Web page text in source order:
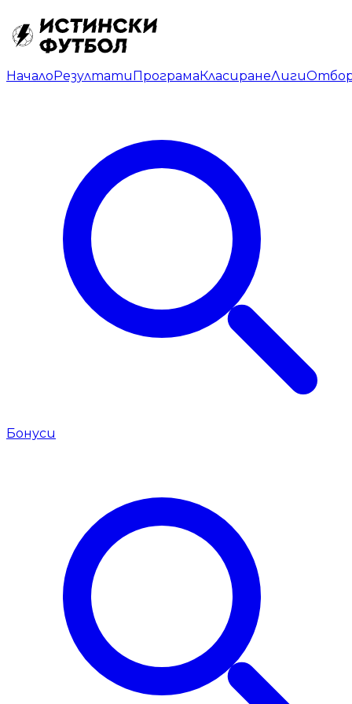
НачалоРезултатиПрограмаКласиранеЛиги
Бонуси